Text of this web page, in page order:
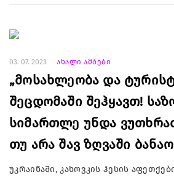
03. 07. 2023 ახალი ამბები
„მოსახლეობა და
შეცდომაში შეჰყავთ!
სიმართლე უნდა
თუ არა შავ ზღვაში
უკრაინაში, კახოვკის ჰესის